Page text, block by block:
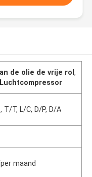
de olie de vrije rol,
T/T, L/C, D/P, D/A
maand